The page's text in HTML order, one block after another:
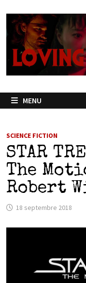
contenu
MENU
SCIENCE FICTION
STAR
The
Robert
18 septembre 2018